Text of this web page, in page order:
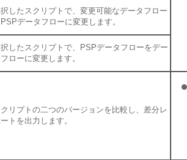
したスクリプトで、変更可能なデータフロー
データフローに変更します。
したスクリプトで、PSPデータフローをデー
ローに変更します。
リプトの二つのバージョンを比較し、差分レ
トを出力します。